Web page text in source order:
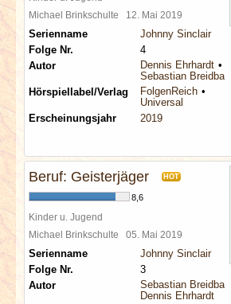
Michael Brinkschulte 12. Mai 2019
Serienname
Johnny Sinclair
Folge Nr.
4
Autor
Dennis Ehrhardt
Sebastian Breidbach
Hörspiellabel/Verlag
FolgenReich
Universal
Erscheinungsjahr
2019
Beruf: Geisterjäger HOT
8,6
Kinder u. Jugend
Michael Brinkschulte 05. Mai 2019
Serienname
Johnny Sinclair
Folge Nr.
3
Autor
Sebastian Breidbach
Dennis Ehrhardt